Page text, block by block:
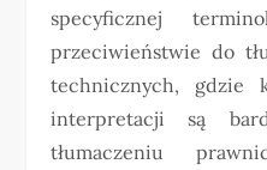
specyficznej
przeciwieństwie do
technicznych, gdzie
interpretacji są
tłumaczeniu